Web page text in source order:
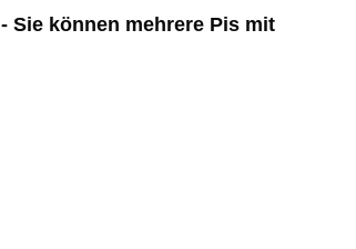
Sie können mehrere Pis mit